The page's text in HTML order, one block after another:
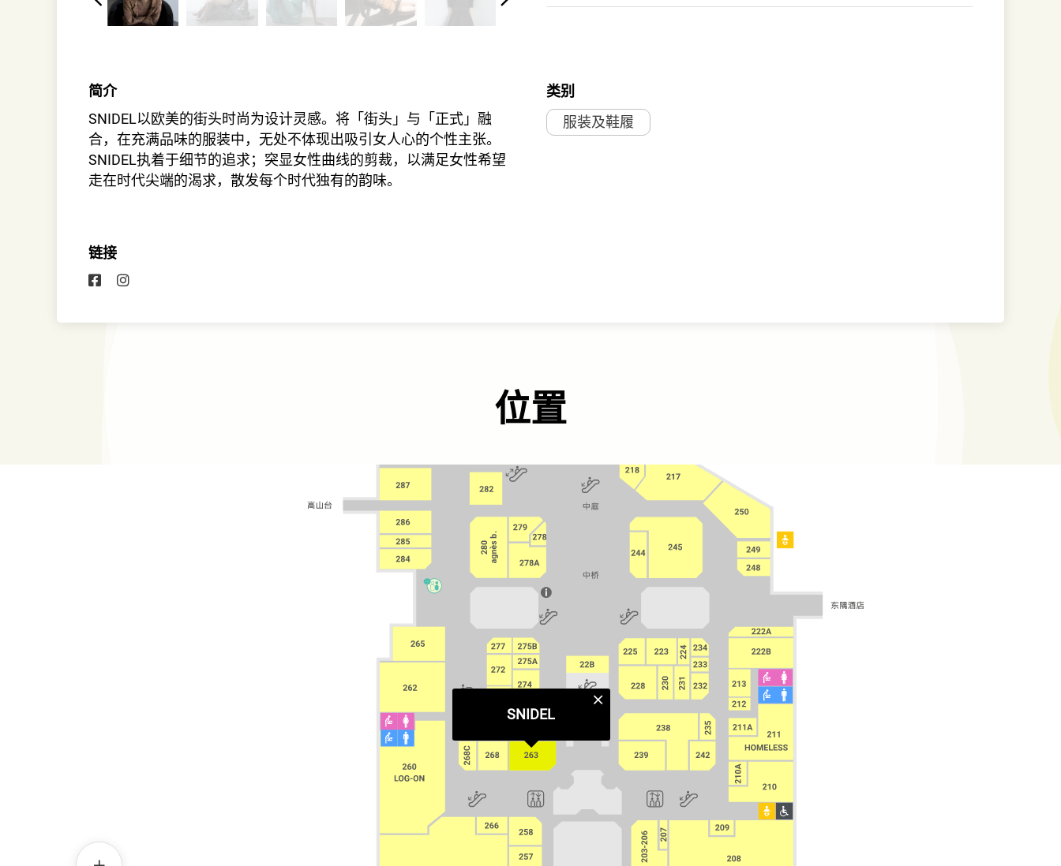
简介
SNIDEL以欧美的街头时尚为设计灵感。将「街头」与「正式」融
合，在充满品味的服装中，无处不体现出吸引女人心的个性主张。
SNIDEL执着于细节的追求；突显女性曲线的剪裁，以满足女性希望
走在时代尖端的渴求，散发每个时代独有的韵味。
链接
类别
服装及鞋履
位置
SNIDEL